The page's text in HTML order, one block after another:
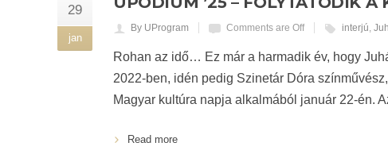
29
jan
By UProgram Comments are Off interjú,
Rohan az idő… Ez már a harmadik év, hogy
2022-ben, idén pedig Szinetár Dóra
Magyar kultúra napja alkalmából január 22-én.
Read more